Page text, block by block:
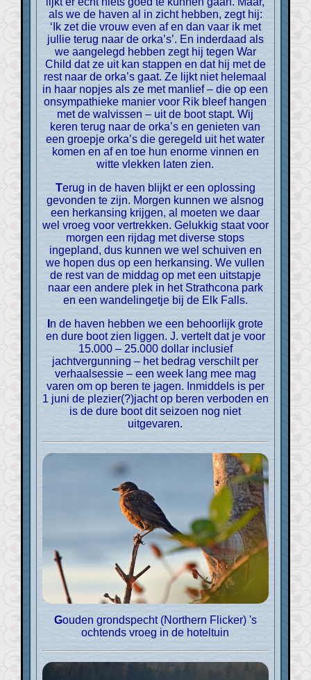
als we de haven al in zicht hebben, zegt hij:
‘Ik zet die vrouw even af en dan vaar ik met
jullie terug naar de orka’s’. En inderdaad als
we aangelegd hebben zegt hij tegen War
Child dat ze uit kan stappen en dat hij met de
rest naar de orka’s gaat. Ze lijkt niet helemaal
in haar nopjes als ze met manlief – die op een
onsympathieke manier voor Rik bleef hangen
met de walvissen – uit de boot stapt. Wij
keren terug naar de orka’s en genieten van
een groepje orka’s die geregeld uit het water
komen en af en toe hun enorme vinnen en
witte vlekken laten zien.
Terug in de haven blijkt er een oplossing
gevonden te zijn. Morgen kunnen we alsnog
een herkansing krijgen, al moeten we daar
wel vroeg voor vertrekken. Gelukkig staat voor
morgen een rijdag met diverse stops
ingepland, dus kunnen we wel schuiven en
we hopen dus op een herkansing. We vullen
de rest van de middag op met een uitstapje
naar een andere plek in het Strathcona park
en een wandelingetje bij de Elk Falls.
en dure boot zien liggen. J. vertelt dat je voor
15.000 – 25.000 dollar inclusief
jachtvergunning – het bedrag verschilt per
verhaalsessie – een week lang mee mag
varen om op beren te jagen. Inmiddels is per
1 juni de plezier(?)jacht op beren verboden en
is de dure boot dit seizoen nog niet
uitgevaren.
Gouden grondspecht (Northern Flicker) 's
ochtends vroeg in de hoteltuin